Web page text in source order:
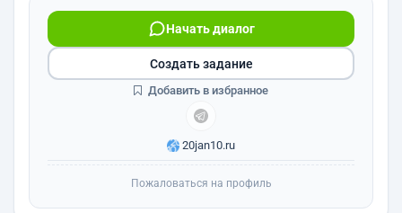
Начать диалог
20jan10.ru
Создать задание
Добавить в избранное
Пожаловаться на профиль